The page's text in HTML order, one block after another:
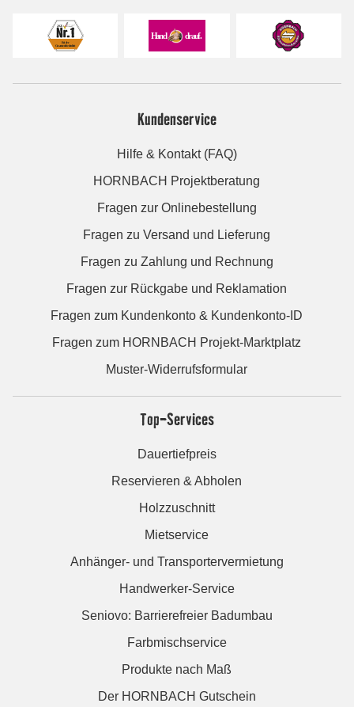
Kundenservice
Hilfe & Kontakt (FAQ)
HORNBACH Projektberatung
Fragen zur Onlinebestellung
Fragen zu Versand und Lieferung
Fragen zu Zahlung und Rechnung
Fragen zur Rückgabe und Reklamation
Fragen zum Kundenkonto & Kundenkonto-ID
Fragen zum HORNBACH Projekt-Marktplatz
Muster-Widerrufsformular
Top-Services
Dauertiefpreis
Reservieren & Abholen
Holzzuschnitt
Mietservice
Anhänger- und Transportervermietung
Handwerker-Service
Seniovo: Barrierefreier Badumbau
Farbmischservice
Produkte nach Maß
Der HORNBACH Gutschein